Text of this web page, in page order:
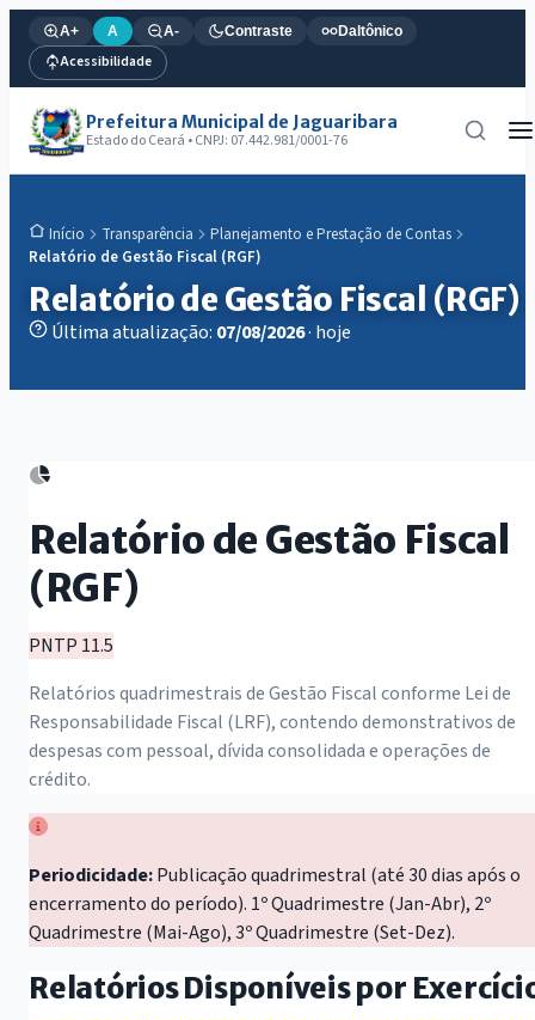
A+ A A- Contraste Daltônico
Acessibilidade
Prefeitura Municipal de Jaguaribara
Estado do Ceará • CNPJ: 07.442.981/0001-76
Início Transparência
Planejamento e Prestação de Contas
Relatório de Gestão Fiscal (RGF)
Relatório de Gestão Fiscal (RGF)
Última atualização: 07/08/2026· hoje
Relatório de Gestão Fiscal
(RGF)
PNTP 11.5
Relatórios quadrimestrais de Gestão Fiscal conforme Lei de
Responsabilidade Fiscal (LRF), contendo demonstrativos de
despesas com pessoal, dívida consolidada e operações de
crédito.
Periodicidade:Publicação quadrimestral (até 30 dias após o
encerramento do período). 1º Quadrimestre (Jan-Abr), 2º
Quadrimestre (Mai-Ago), 3º Quadrimestre (Set-Dez).
Relatórios Disponíveis por